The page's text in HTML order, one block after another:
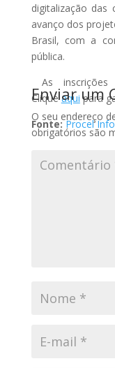
digitalização das
avanço dos
Brasil, com a
pública.
As
Cliqueaqui para
Fonte: Procel Info
Enviar um
O seu endereço
obrigatórios são